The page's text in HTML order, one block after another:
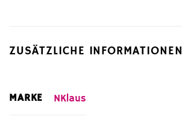
ZUSÄTZLICHE INFORMATIONEN
MARKE NKlaus